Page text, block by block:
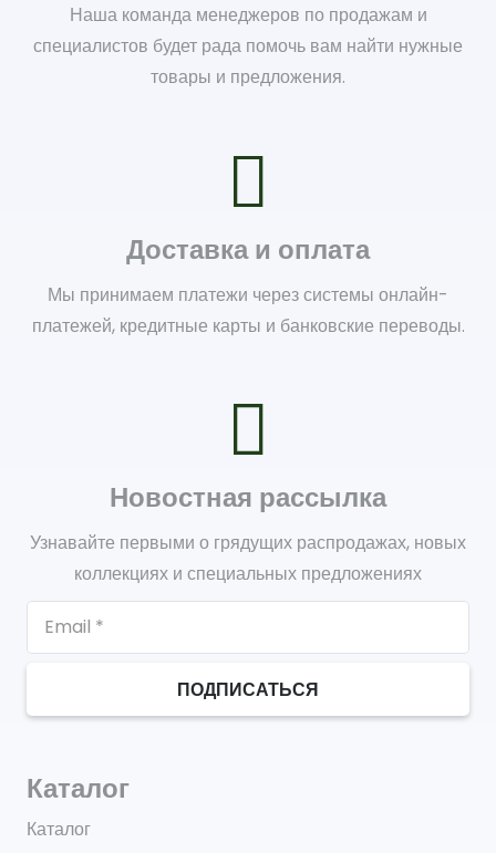
Наша команда менеджеров по продажам и
специалистов будет рада помочь вам найти нужные
товары и предложения.
Доставка и оплата
Мы принимаем платежи через системы онлайн-
платежей, кредитные карты и банковские переводы.
Новостная рассылка
Узнавайте первыми о грядущих распродажах, новых
коллекциях и специальных предложениях
ПОДПИСАТЬСЯ
Каталог
Каталог